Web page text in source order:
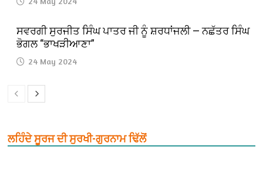
ਸਵਰਗੀ ਸੁਰਜੀਤ ਸਿੰਘ ਪਾਤਰ ਜੀ ਨੂੰ ਸ਼ਰਧਾਂਜਲੀ — ਨਛੱਤਰ ਸਿੰਘ
ਭੋਗਲ “ਭਾਖੜੀਆਣਾ”
24 May 2024
ਲਹਿੰਦੇ ਸੂਰਜ ਦੀ ਸੁਰਖੀ-ਗੁਰਨਾਮ ਢਿੱਲੋਂ